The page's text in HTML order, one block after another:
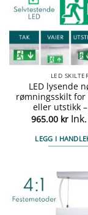
LED
LED lysende
rømningsskilt for
eller utstikk –
965.00 kr
LEGG I